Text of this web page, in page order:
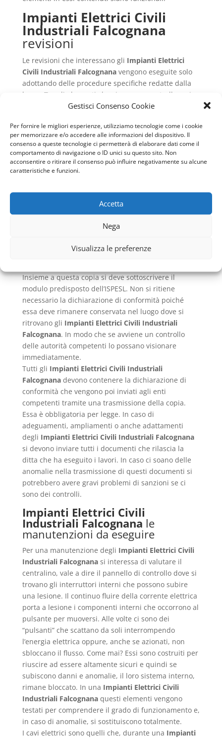
Gestisci Consenso Cookie
Per fornire le migliori esperienze, utilizziamo tecnologie come i cookie
per memorizzare e/o accedere alle informazioni del dispositivo. Il
consenso a queste tecnologie ci permetterà di elaborare dati come il
comportamento di navigazione o ID unici su questo sito. Non
acconsentire o ritirare il consenso può influire negativamente su alcune
caratteristiche e funzioni.
Accetta
Nega
Visualizza le preferenze
Impianti Elettrici Civili
Industriali Falcognana
revisioni
Le revisioni che interessano gli Impianti Elettrici
Civili Industriali Falcognanavengono eseguite solo
adottando delle procedure specifiche redatte dalla
legge. Tra gli elementi che si vanno a controllare ci
sono i dispositivi di sicurezza interni.
Elettrici Civili Industriali Falcognanaed è
indispensabile per la protezione dalle scariche
atmosferiche, come fulmini o elettricità elettrostatica
che si ritrova nell’ambiente. In base all’entrata in
vigore del DPR 462/01 che regolano alla
ci sia un massimo di 30 giorni per tutte le pratiche
deve inviare una copia della dichiarazione di
conformità, rilasciata dalla ditta che ha eseguito i
lavori, presso l’ISPESL e una copia all’azienda USL del
Insieme a questa copia si deve sottoscrivere il
modulo predisposto dell’ISPESL. Non si ritiene
necessario la dichiarazione di conformità poiché
essa deve rimanere conservata nel luogo dove si
ritrovano gli Impianti Elettrici Civili Industriali
Falcognana. In modo che se avviene un controllo
delle autorità competenti lo possano visionare
immediatamente.
Tutti gli Impianti Elettrici Civili Industriali
Falcognanadevono contenere la dichiarazione di
conformità che vengono poi inviati agli enti
competenti tramite una trasmissione della copia.
Essa è obbligatoria per legge. In caso di
adeguamenti, ampliamenti o anche adattamenti
degli Impianti Elettrici Civili Industriali Falcognana
si devono inviare tutti i documenti che rilascia la
ditta che ha eseguito i lavori. In caso ci soano delle
anomalie nella trasmissione di questi documenti si
potrebbero avere gravi problemi di sanzioni se ci
sono dei controlli.
Impianti Elettrici Civili
Industriali Falcognana le
manutenzioni da eseguire
Per una manutenzione degli Impianti Elettrici Civili
Industriali Falcognanasi interessa di valutare il
centralino, vale a dire il pannello di controllo dove si
trovano gli interruttori interni che possono subire
una lesione. Il continuo fluire della corrente elettrica
porta a lesione i componenti interni che occorrono al
pulsante per muoversi. Alle volte ci sono dei
“pulsanti” che scattano da soli interrompendo
l’energia elettrica oppure, anche se azionati, non
sbloccano il flusso. Come mai? Essi sono costruiti per
riuscire ad essere altamente sicuri e quindi se
subiscono danni e anomalie, il loro sistema interno,
rimane bloccato. In una Impianti Elettrici Civili
Industriali Falcognanaquesti elementi vengono
testati per comprendere il grado di funzionamento e,
in caso di anomalie, si sostituiscono totalmente.
I cavi elettrici sono quelli che, durante una Impianti